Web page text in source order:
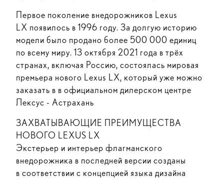
Первое поколение внедорожников Lexus
LX появилось в 1996 году. За долгую историю
модели было продано более 500 000 единиц
по всему миру. 13 октября 2021 года в трёх
странах, включая Россию, состоялась мировая
премьера нового Lexus LX, который уже можно
заказать в в официальном дилерском центре
Лексус - Астрахань
ЗАХВАТЫВАЮЩИЕ ПРЕИМУЩЕСТВА
НОВОГО LEXUS LX
Экстерьер и интерьер флагманского
внедорожника в последней версии созданы
в соответствии с концепцией языка дизайна